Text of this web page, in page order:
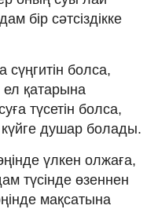
бір сәтсіздікке
сүңгитін болса,
қатарына
түсетін болса,
душар болады.
үлкен олжаға,
түсінде өзеннен
мақсатына